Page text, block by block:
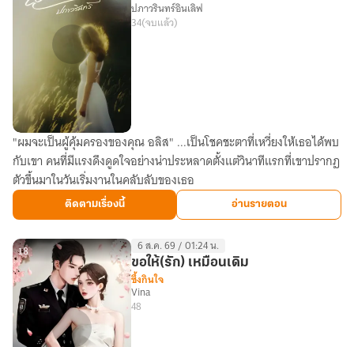
เมีย
ที่
ถูก
ซื้อ
ปภาวรินทร์อินเลิฟ
34(จบแล้ว)
"ผมจะเป็นผู้คุ้มครองของคุณ อลิส" ...เป็นโชคชะตาที่เหวี่ยงให้เธอได้พบ
กับเขา คนที่มีแรงดึงดูดใจอย่างน่าประหลาดตั้งแต่วินาทีแรกที่เขาปรากฏ
ตัวขึ้นมาในวันเริ่มงานในคลับลับของเธอ
ติดตามเรื่องนี้ อ่านรายตอน
18 6 ส.ค. 69 / 01:24 น.
ขอให้(รัก) เหมือนเดิม
ซึ้งกินใจ
Vina
48